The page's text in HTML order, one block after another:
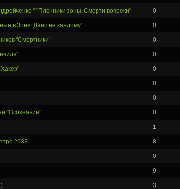
" "Пленники зоны. Смерти вопреки" 0
в Зоне. Дано не каждому" 0
"Смертники" 0
0
0
0
0
"Осознание" 0
1
2033 8
0
9
3